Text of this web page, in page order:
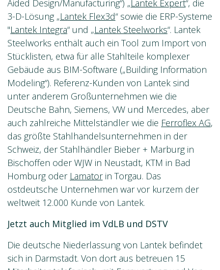
Aided Design/Manufacturing“) „Lantek Expert“, die
3-D-Lösung „Lantek Flex3d“ sowie die ERP-Systeme
"Lantek Integra“ und „Lantek Steelworks“. Lantek
Steelworks enthält auch ein Tool zum Import von
Stücklisten, etwa für alle Stahlteile komplexer
Gebäude aus BIM-Software („Building Information
Modeling“). Referenz-Kunden von Lantek sind
unter anderem Großunternehmen wie die
Deutsche Bahn, Siemens, VW und Mercedes, aber
auch zahlreiche Mittelständler wie die Ferroflex AG,
das größte Stahlhandelsunternehmen in der
Schweiz, der Stahlhändler Bieber + Marburg in
Bischoffen oder WJW in Neustadt, KTM in Bad
Homburg oder Lamatorin Torgau. Das
ostdeutsche Unternehmen war vor kurzem der
weltweit 12.000 Kunde von Lantek.
Jetzt auch Mitglied im VdLB und DSTV
Die deutsche Niederlassung von Lantek befindet
sich in Darmstadt. Von dort aus betreuen 15